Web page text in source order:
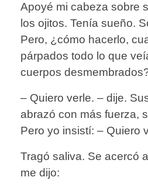
Apoyé mi cabeza sobre
los ojitos. Tenía sueño.
Pero, ¿cómo hacerlo,
párpados todo lo que
cuerpos
– Quiero verle. – dije.
abrazó con más fuerza,
Pero yo insistí: – Quiero
Tragó saliva. Se acercó
me dijo: